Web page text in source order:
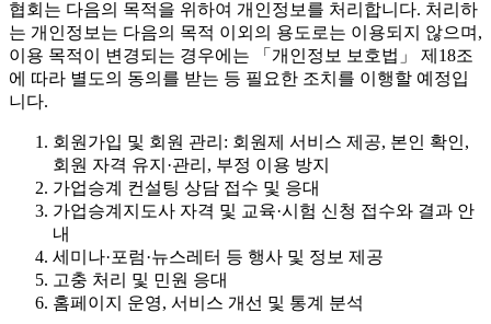
협회는 다음의 목적을 위하여 개인정보를 처리합니다. 처리하
는 개인정보는 다음의 목적 이외의 용도로는 이용되지 않으며,
이용 목적이 변경되는 경우에는 「개인정보 보호법」 제18조
에 따라 별도의 동의를 받는 등 필요한 조치를 이행할 예정입
니다.
회원가입 및 회원 관리: 회원제 서비스 제공, 본인 확인,
회원 자격 유지·관리, 부정 이용 방지
가업승계 컨설팅 상담 접수 및 응대
가업승계지도사 자격 및 교육·시험 신청 접수와 결과 안
내
세미나·포럼·뉴스레터 등 행사 및 정보 제공
고충 처리 및 민원 응대
홈페이지 운영, 서비스 개선 및 통계 분석